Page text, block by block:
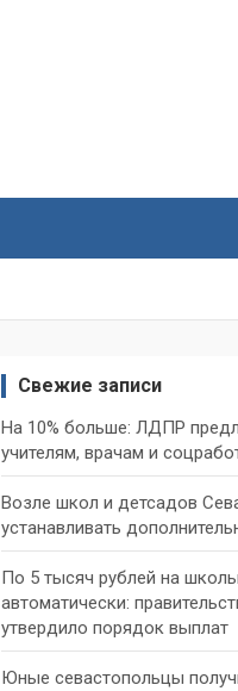
Свежие записи
На 10% больше: ЛДПР
учителям, врачам и
Возле школ и детсадов
устанавливать
По 5 тысяч рублей на
автоматически:
утвердило порядок выплат
Юные севастопольцы